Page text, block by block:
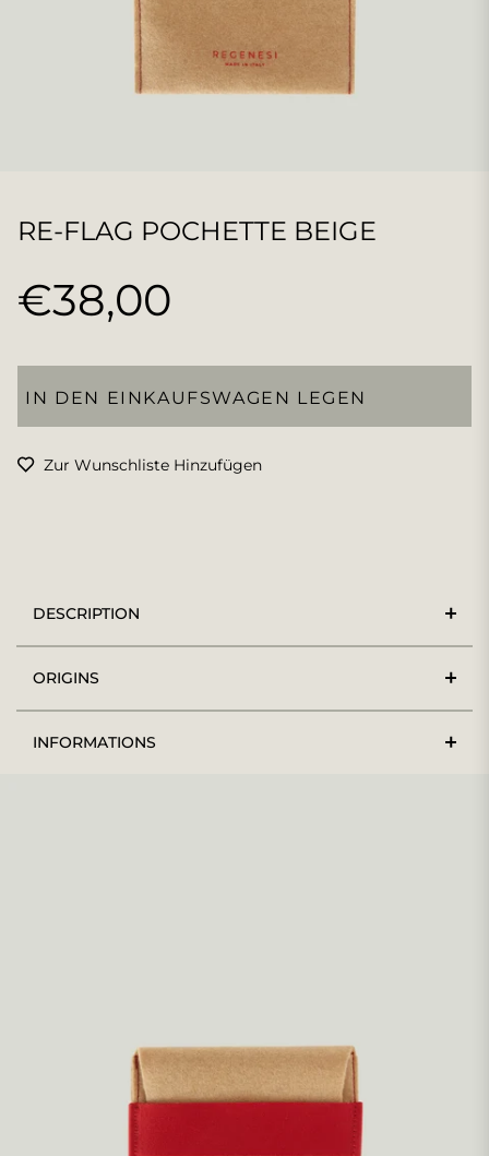
RE-FLAG POCHETTE BEIGE
Normaler
€38,00
IN DEN EINKAUFSWAGEN LEGEN
Zur Wunschliste Hinzufügen
DESCRIPTION
ORIGINS
INFORMATIONS